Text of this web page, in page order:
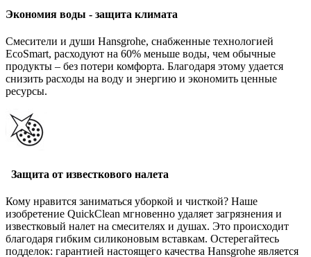
Экономия воды - защита климата
Смесители и души Hansgrohe, снабженные технологией
EcoSmart, расходуют на 60% меньше воды, чем обычные
продукты – без потери комфорта. Благодаря этому удается
снизить расходы на воду и энергию и экономить ценные
ресурсы.
Защита от известкового налета
Кому нравится заниматься уборкой и чисткой? Наше
изобретение QuickClean мгновенно удаляет загрязнения и
известковый налет на смесителях и душах. Это происходит
благодаря гибким силиконовым вставкам. Остерегайтесь
подделок: гарантией настоящего качества Hansgrohe является